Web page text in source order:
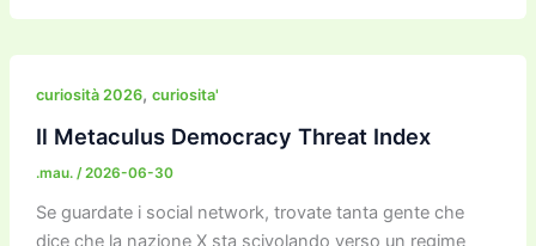
c
e
b
o
o
k
itt
er
ai
l
ai
l
st
o
o
e
gr
m
p
y
n
k
e
n
n
di
curiosità 2026, curiosita'
Il Metaculus Democracy Threat Index
.mau. /2026-06-30
Se guardate i social network, trovate tanta gente che
dice che la nazione X sta scivolando verso un regime